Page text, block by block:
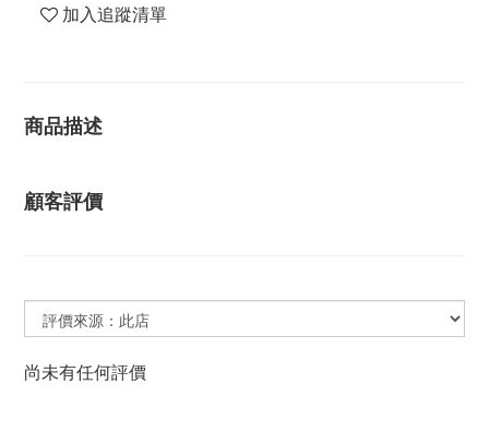
加入追蹤清單
商品描述
顧客評價
尚未有任何評價